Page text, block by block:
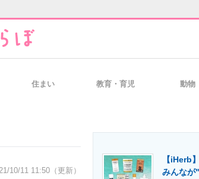
経営リーダーのコミュニティ マー
住まい 教育・育児 動物
10/11 11:50（更新）
【iHerb
みんなが